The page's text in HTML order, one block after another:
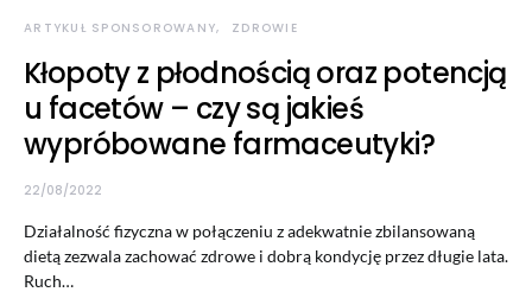
ARTYKUŁ SPONSOROWANY ZDROWIE
Kłopoty z płodnością oraz potencją
u facetów – czy są jakieś
wypróbowane farmaceutyki?
22/08/2022
Działalność fizyczna w połączeniu z adekwatnie zbilansowaną
dietą zezwala zachować zdrowe i dobrą kondycję przez długie lata.
Ruch…